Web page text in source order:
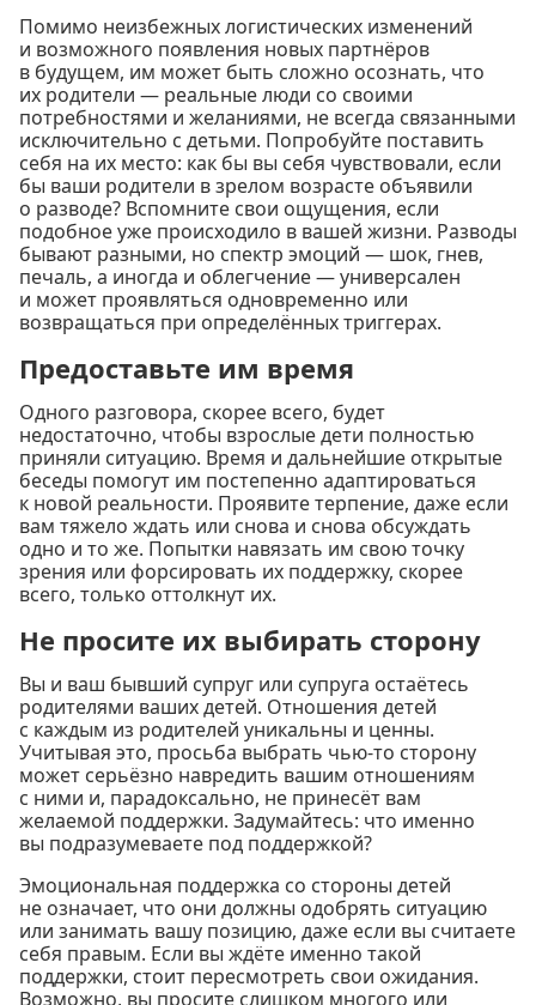
Помимо неизбежных логистических изменений
и возможного появления новых партнёров
в будущем, им может быть сложно осознать, что
их родители — реальные люди со своими
потребностями и желаниями, не всегда связанными
исключительно с детьми. Попробуйте поставить
себя на их место: как бы вы себя чувствовали, если
бы ваши родители в зрелом возрасте объявили
о разводе? Вспомните свои ощущения, если
подобное уже происходило в вашей жизни. Разводы
бывают разными, но спектр эмоций — шок, гнев,
печаль, а иногда и облегчение — универсален
и может проявляться одновременно или
возвращаться при определённых триггерах.
Предоставьте им время
Одного разговора, скорее всего, будет
недостаточно, чтобы взрослые дети полностью
приняли ситуацию. Время и дальнейшие открытые
беседы помогут им постепенно адаптироваться
к новой реальности. Проявите терпение, даже если
вам тяжело ждать или снова и снова обсуждать
одно и то же. Попытки навязать им свою точку
зрения или форсировать их поддержку, скорее
всего, только оттолкнут их.
Не просите их выбирать сторону
Вы и ваш бывший супруг или супруга остаётесь
родителями ваших детей. Отношения детей
с каждым из родителей уникальны и ценны.
Учитывая это, просьба выбрать чью-то сторону
может серьёзно навредить вашим отношениям
с ними и, парадоксально, не принесёт вам
желаемой поддержки. Задумайтесь: что именно
вы подразумеваете под поддержкой?
Эмоциональная поддержка со стороны детей
не означает, что они должны одобрять ситуацию
или занимать вашу позицию, даже если вы считаете
себя правым. Если вы ждёте именно такой
поддержки, стоит пересмотреть свои ожидания.
Возможно, вы просите слишком многого или